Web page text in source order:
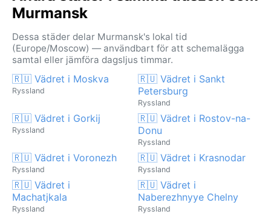
Murmansk
Dessa städer delar Murmansk's lokal tid
(Europe/Moscow) — användbart för att schemalägga
samtal eller jämföra dagsljus timmar.
🇷🇺 Vädret i Moskva
Ryssland
🇷🇺 Vädret i Sankt
Petersburg
Ryssland
🇷🇺 Vädret i Gorkij
Ryssland
🇷🇺 Vädret i Rostov-na-
Donu
Ryssland
🇷🇺 Vädret i Voronezh
Ryssland
🇷🇺 Vädret i Krasnodar
Ryssland
🇷🇺 Vädret i
Machatjkala
Ryssland
🇷🇺 Vädret i
Naberezhnyye Chelny
Ryssland